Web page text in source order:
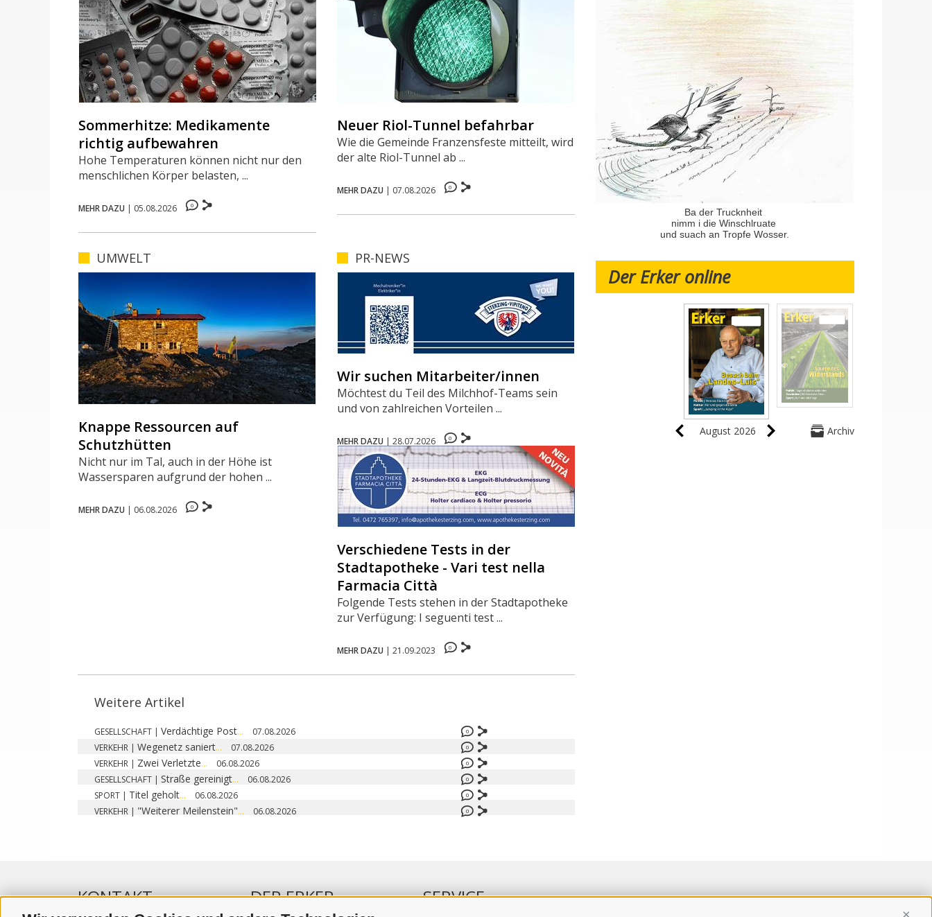
Sommerhitze: Medikamente
richtig aufbewahren
Hohe Temperaturen können nicht nur den
menschlichen Körper belasten, ...
MEHR DAZU | 05.08.2026 0
Neuer Riol-Tunnel befahrbar
Wie die Gemeinde Franzensfeste mitteilt, wird
der alte Riol-Tunnel ab ...
MEHR DAZU | 07.08.2026 0
UMWELT
Knappe Ressourcen auf
Schutzhütten
Nicht nur im Tal, auch in der Höhe ist
Wassersparen aufgrund der hohen ...
MEHR DAZU | 06.08.2026 0
PR-NEWS
Wir suchen Mitarbeiter/innen
Möchtest du Teil des Milchhof-Teams sein
und von zahlreichen Vorteilen ...
MEHR DAZU | 28.07.2026 0
Verschiedene Tests in der
Stadtapotheke - Vari test nella
Farmacia Città
Folgende Tests stehen in der Stadtapotheke
zur Verfügung: I seguenti test ...
MEHR DAZU | 21.09.2023 0
Weitere Artikel
GESELLSCHAFT | Verdächtige Post... 07.08.2026 0
VERKEHR | Wegenetz saniert... 07.08.2026 0
VERKEHR | Zwei Verletzte... 06.08.2026 0
GESELLSCHAFT | Straße gereinigt... 06.08.2026 0
SPORT | Titel geholt... 06.08.2026 0
VERKEHR | "Weiterer Meilenstein"... 06.08.2026 0
Ba der Trucknheit
nimm i die Winschlruate
und suach an Tropfe Wosser.
Der Erker online
August 2026 Archiv
KONTAKT DER ERKER SERVICE